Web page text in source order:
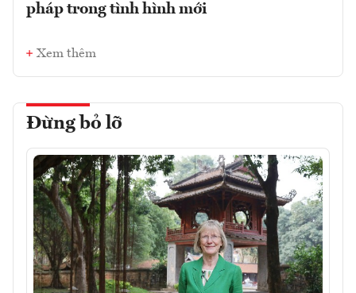
pháp trong tình hình mới
Xem thêm
Đừng bỏ lỡ